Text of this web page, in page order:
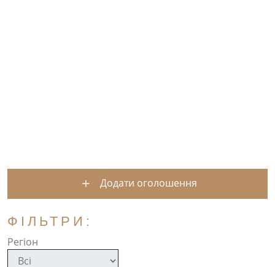
Додати оголошення
ФІЛЬТРИ:
Регіон